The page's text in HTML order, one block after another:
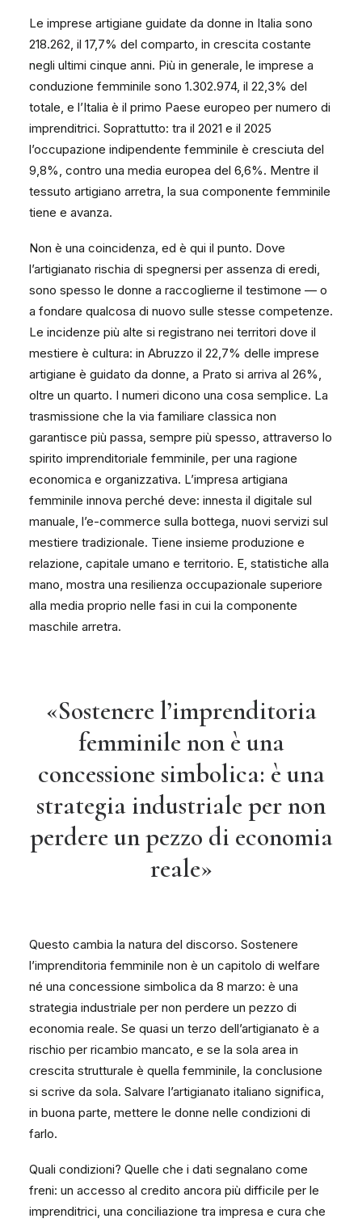
Le imprese artigiane guidate da donne in Italia sono
218.262, il 17,7% del comparto, in crescita costante
negli ultimi cinque anni. Più in generale, le imprese a
conduzione femminile sono 1.302.974, il 22,3% del
totale, e l’Italia è il primo Paese europeo per numero di
imprenditrici. Soprattutto: tra il 2021 e il 2025
l’occupazione indipendente femminile è cresciuta del
9,8%, contro una media europea del 6,6%. Mentre il
tessuto artigiano arretra, la sua componente femminile
tiene e avanza.
Non è una coincidenza, ed è qui il punto. Dove
l’artigianato rischia di spegnersi per assenza di eredi,
sono spesso le donne a raccoglierne il testimone — o
a fondare qualcosa di nuovo sulle stesse competenze.
Le incidenze più alte si registrano nei territori dove il
mestiere è cultura: in Abruzzo il 22,7% delle imprese
artigiane è guidato da donne, a Prato si arriva al 26%,
oltre un quarto. I numeri dicono una cosa semplice. La
trasmissione che la via familiare classica non
garantisce più passa, sempre più spesso, attraverso lo
spirito imprenditoriale femminile, per una ragione
economica e organizzativa. L’impresa artigiana
femminile innova perché deve: innesta il digitale sul
manuale, l’e-commerce sulla bottega, nuovi servizi sul
mestiere tradizionale. Tiene insieme produzione e
relazione, capitale umano e territorio. E, statistiche alla
mano, mostra una resilienza occupazionale superiore
alla media proprio nelle fasi in cui la componente
maschile arretra.
«Sostenere l’imprenditoria
femminile non è una
concessione simbolica: è una
strategia industriale per non
perdere un pezzo di economia
reale»
Questo cambia la natura del discorso. Sostenere
l’imprenditoria femminile non è un capitolo di welfare
né una concessione simbolica da 8 marzo: è una
strategia industriale per non perdere un pezzo di
economia reale. Se quasi un terzo dell’artigianato è a
rischio per ricambio mancato, e se la sola area in
crescita strutturale è quella femminile, la conclusione
si scrive da sola. Salvare l’artigianato italiano significa,
in buona parte, mettere le donne nelle condizioni di
farlo.
Quali condizioni? Quelle che i dati segnalano come
freni: un accesso al credito ancora più difficile per le
imprenditrici, una conciliazione tra impresa e cura che